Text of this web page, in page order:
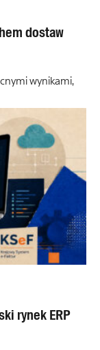
dostaw
wynikami,
rynek ERP